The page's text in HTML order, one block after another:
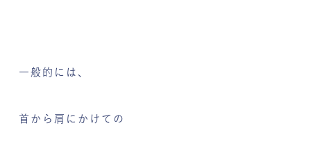
一般的には、
首から肩にかけての